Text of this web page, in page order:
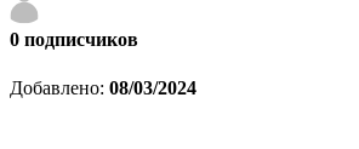
0 подписчиков
Добавлено: 08/03/2024